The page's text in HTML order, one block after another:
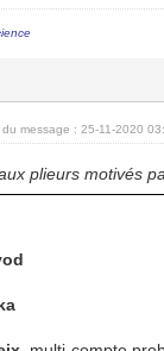
du message : 25-11-2020
plieurs motivés